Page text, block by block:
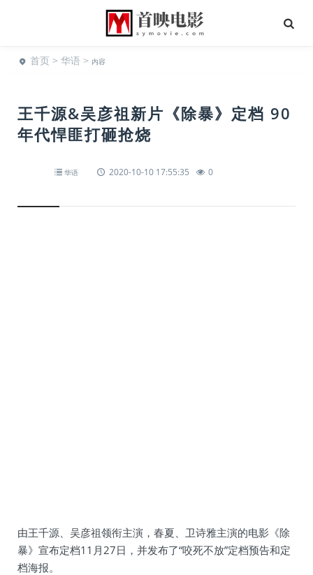
首页 > 华语 > 内容
王千源&吴彦祖新片《除暴》定档 90
年代悍匪打砸抢烧
华语 2020-10-10 17:55:35 0
由王千源、吴彦祖领衔主演，春夏、卫诗雅主演的电影《除
暴》宣布定档11月27日，并发布了“咬死不放”定档预告和定
档海报。